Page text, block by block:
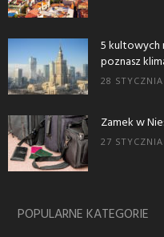
5 kultowych
poznasz
28
Zamek w
27
POPULARNE KATEGORIE